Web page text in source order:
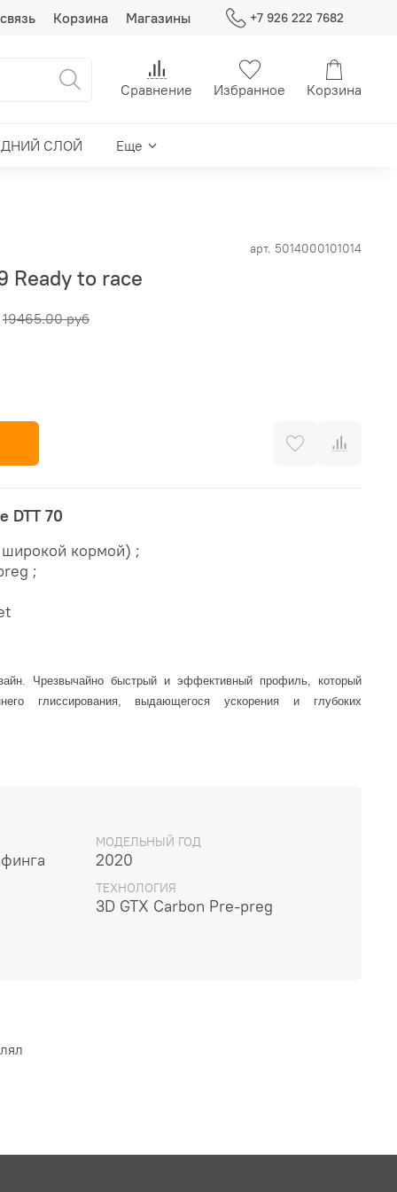
Корзина Магазины +7 926 222 7682
Сравнение Избранное Корзина
СЛОЙ Еще
арт. 5014000101014
Ready to race
19465.00 руб
DTT 70
кормой) ;
;
Чрезвычайно быстрый и эффективный профиль, который
глиссирования, выдающегося ускорения и глубоких
МОДЕЛЬНЫЙ ГОД
2020
ТЕХНОЛОГИЯ
3D GTX Carbon Pre-preg